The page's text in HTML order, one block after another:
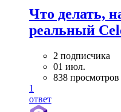
Что делать,
реальный
2 подписчика
01 июл.
838 просмотров
1
ответ